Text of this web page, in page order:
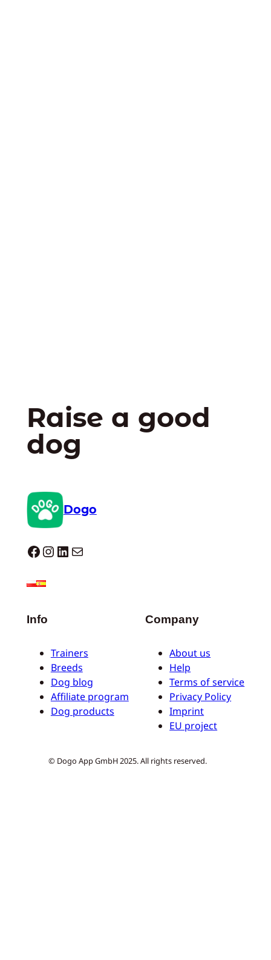
Raise a good
dog
Dogo
Dogo facebook InstagramLinkedIn E-mail
Info
Trainers
Breeds
Dog blog
Affiliate program
Dog products
Company
About us
Help
Terms of service
Privacy Policy
Imprint
EU project
© Dogo App GmbH 2025. All rights reserved.